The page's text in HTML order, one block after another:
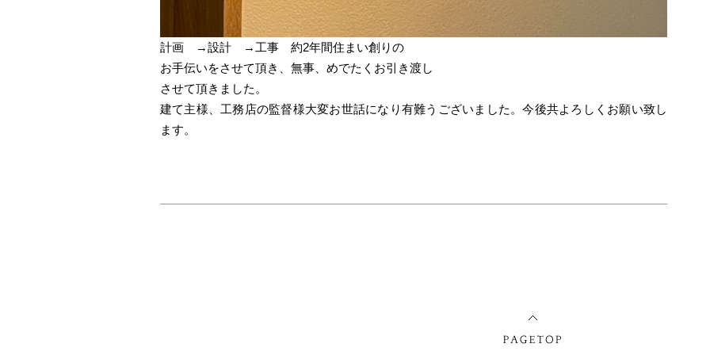
計画 →設計 →工事 約2年間住まい創りの
お手伝いをさせて頂き、無事、めでたくお引き渡し
させて頂きました。
建て主様、工務店の監督様大変お世話になり有難うございました。今後共よろしくお願い致し
ます。